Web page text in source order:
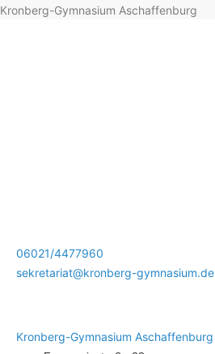
Kronberg-Gymnasium Aschaffenburg
06021/4477960
sekretariat@kronberg-gymnasium.de
Kronberg-Gymnasium Aschaffenburg